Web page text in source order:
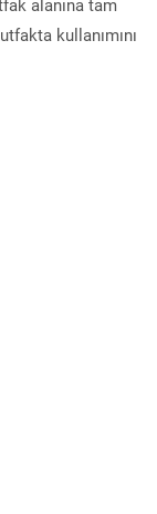
alanına tam
kullanımını